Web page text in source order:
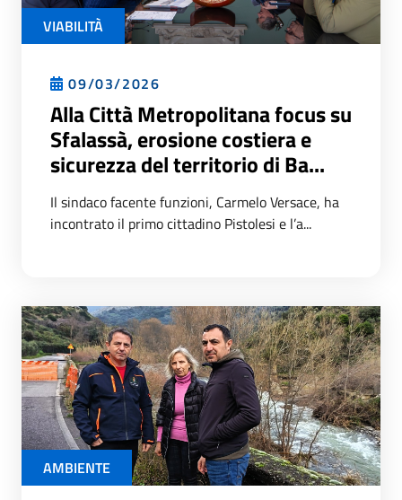
VIABILITÀ
09/03/2026
Alla Città Metropolitana focus su
Sfalassà, erosione costiera e
sicurezza del territorio di Ba...
Il sindaco facente funzioni, Carmelo Versace, ha
incontrato il primo cittadino Pistolesi e l’a...
AMBIENTE